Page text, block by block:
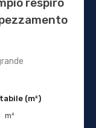
(m²)
m²